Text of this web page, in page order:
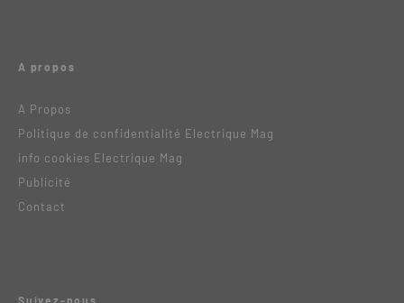
A propos
A Propos
Politique de confidentialité Electrique Mag
info cookies Electrique Mag
Publicité
Contact
Suivez-nous